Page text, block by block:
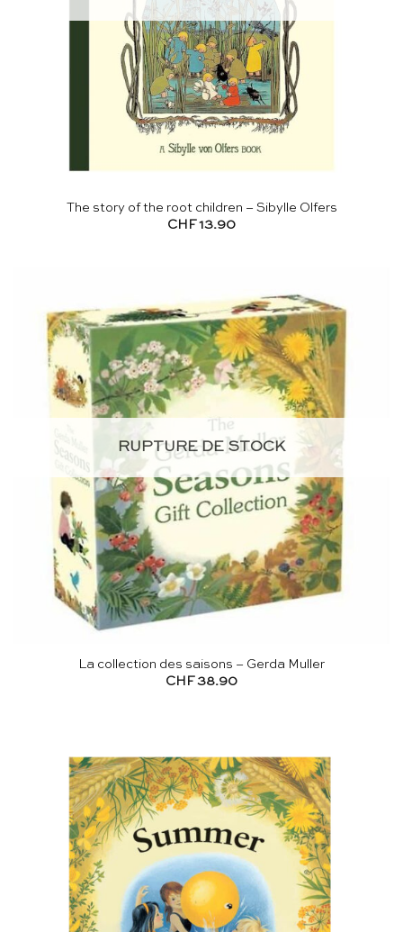
The story of the root children – Sibylle Olfers
CHF 13.90
RUPTURE DE STOCK
La collection des saisons – Gerda Muller
CHF 38.90